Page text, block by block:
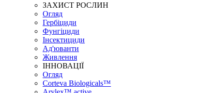
ЗАХИСТ РОСЛИН
Огляд
Гербіциди
Фунгіциди
Інсектициди
Ад'юванти
Живлення
ІННОВАЦІЇ
Огляд
Corteva Biologicals™